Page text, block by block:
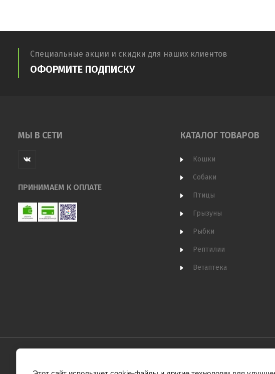
Специальные акции и скидки для наших клиентов
ОФОРМИТЕ ПОДПИСКУ
МЫ В СЕТИ
ПРИНИМАЕМ К ОПЛАТЕ
КАТАЛОГ ТОВАРОВ
Кошки
Собаки
Птицы
Грызуны
Рыбки
Рептилии
Ветаптека